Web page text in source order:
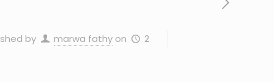
by marwa fathy on 2 يونيو، 2026